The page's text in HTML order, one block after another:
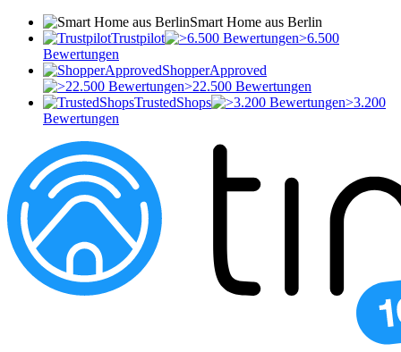
Smart Home aus Berlin
Trustpilot
>6.500
Bewertungen
ShopperApproved
>22.500 Bewertungen
TrustedShops
>3.200
Bewertungen